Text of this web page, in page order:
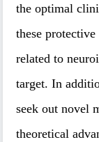
the optimal
these
related to
target. In
seek out novel
theoretical